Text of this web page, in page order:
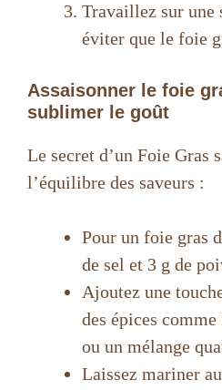
Travaillez sur une
éviter que le foie
Assaisonner le foie
sublimer le goût
Le secret d’un Foie Gras
l’équilibre des saveurs :
Pour un foie gras
de sel et 3 g de
Ajoutez une
des épices
ou un mélange
Laissez mariner